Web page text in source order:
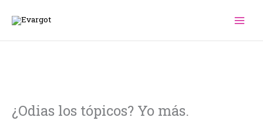
¿Odias los tópicos? Yo más.